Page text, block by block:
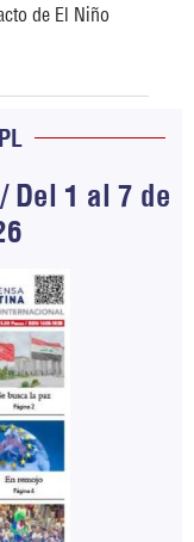
de El Niño
Del 1 al 7 de